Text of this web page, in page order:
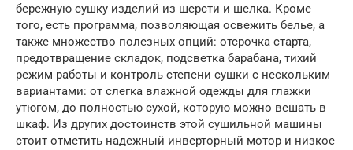
бережную сушку изделий из шерсти и шелка. Кроме
того, есть программа, позволяющая освежить белье, а
также множество полезных опций: отсрочка старта,
предотвращение складок, подсветка барабана, тихий
режим работы и контроль степени сушки с нескольким
вариантами: от слегка влажной одежды для глажки
утюгом, до полностью сухой, которую можно вешать в
шкаф. Из других достоинств этой сушильной машины
стоит отметить надежный инверторный мотор и низкое